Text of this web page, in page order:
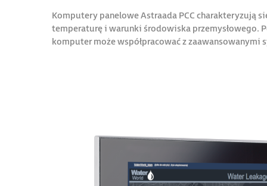
Komputery panelowe Astraada PCC charakteryzują
temperaturę i warunki środowiska
komputer może współpracować z